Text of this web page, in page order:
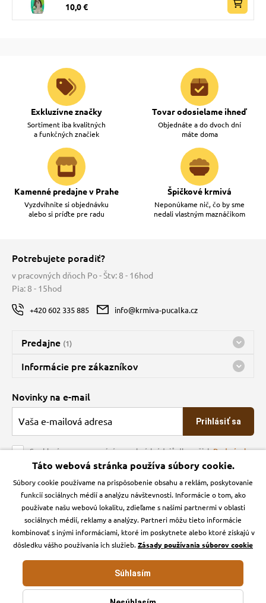
10,0 €
Exkluzívne značky
Sortiment iba kvalitných
a funkčných značiek
Tovar odosielame ihneď
Objednáte a do dvoch dní
máte doma
Kamenné predajne v Prahe
Vyzdvihnite si objednávku
alebo si príďte pre radu
Špičkové krmivá
Neponúkame nič, čo by sme
nedali vlastným maznáčikom
Potrebujete poradiť?
v pracovných dňoch Po - Štv: 8 - 16hod
Pia: 8 - 15hod
+420 602 335 885 info@krmiva-pucalka.cz
Predajne (1)
Predajňa a sklad Kbely
nes máme otvorené 08:00 - 15:00
Informácie pre zákazníkov
O spoločnosti
Veľkoobchod
Obchodné podmienky
Kontakt
Podmienky ochrany osobných údajov
Zásady používanie cookies a Google Analytics
Novinky na e-mail
Prihlásiť sa
Souhlasím se zpracováním osobních údajů dle našichPodmínek
ochrany osobních údajů
Krmiva Pučálka na sociálnych sieťach
Instagran Facebook
E-shop vytvorila
Táto webová stránka používa súbory cookie.
Súbory cookie používame na prispôsobenie obsahu a reklám, poskytovanie
funkcií sociálnych médií a analýzu návštevnosti. Informácie o tom, ako
používate našu webovú lokalitu, zdieľame s našimi partnermi v oblasti
sociálnych médií, reklamy a analýzy. Partneri môžu tieto informácie
kombinovať s inými informáciami, ktoré im poskytnete alebo ktoré získajú v
dôsledku vášho používania ich služieb.Zásady používania súborov cookie
Súhlasím